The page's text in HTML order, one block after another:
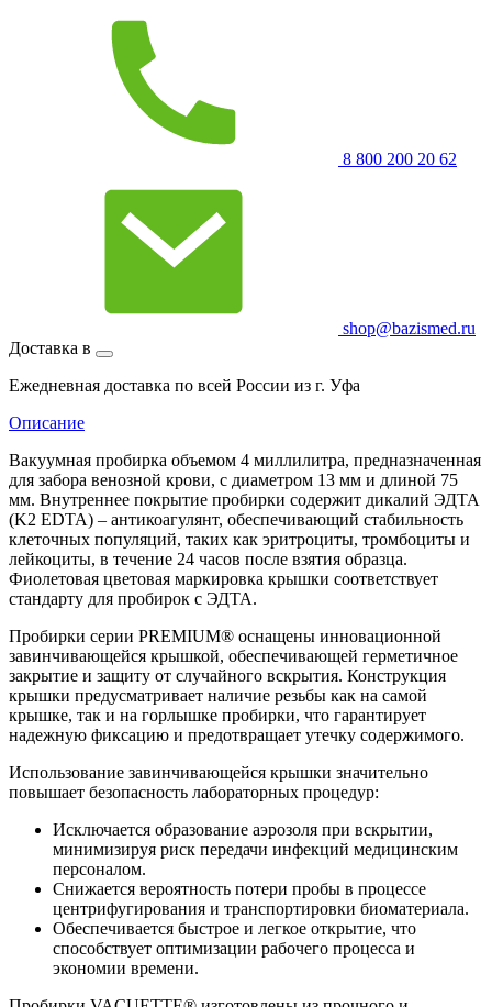
8 800 200 20 62
shop@bazismed.ru
Доставка в
Ежедневная доставка по всей России из г. Уфа
Описание
Вакуумная пробирка объемом 4 миллилитра, предназначенная
для забора венозной крови, с диаметром 13 мм и длиной 75
мм. Внутреннее покрытие пробирки содержит дикалий ЭДТА
(K2 EDTA) – антикоагулянт, обеспечивающий стабильность
клеточных популяций, таких как эритроциты, тромбоциты и
лейкоциты, в течение 24 часов после взятия образца.
Фиолетовая цветовая маркировка крышки соответствует
стандарту для пробирок с ЭДТА.
Пробирки серии PREMIUM® оснащены инновационной
завинчивающейся крышкой, обеспечивающей герметичное
закрытие и защиту от случайного вскрытия. Конструкция
крышки предусматривает наличие резьбы как на самой
крышке, так и на горлышке пробирки, что гарантирует
надежную фиксацию и предотвращает утечку содержимого.
Использование завинчивающейся крышки значительно
повышает безопасность лабораторных процедур:
Исключается образование аэрозоля при вскрытии,
минимизируя риск передачи инфекций медицинским
персоналом.
Снижается вероятность потери пробы в процессе
центрифугирования и транспортировки биоматериала.
Обеспечивается быстрое и легкое открытие, что
способствует оптимизации рабочего процесса и
экономии времени.